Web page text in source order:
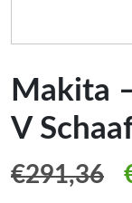
Makita
V
€291,36